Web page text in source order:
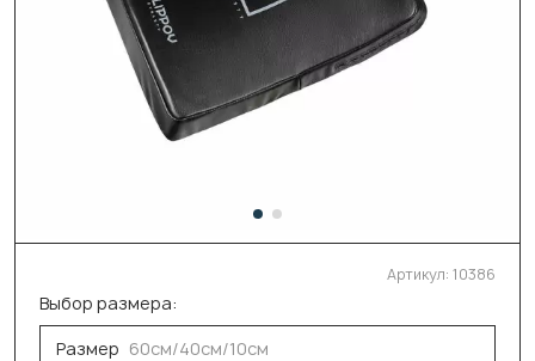
Артикул: 10386
Выбор размера:
Размер 60см/40см/10см